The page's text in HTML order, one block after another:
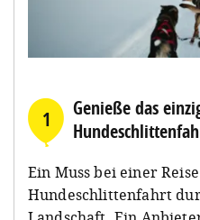
1
Genieße das
Ein Muss bei einer
Hundeschlittenfahrt